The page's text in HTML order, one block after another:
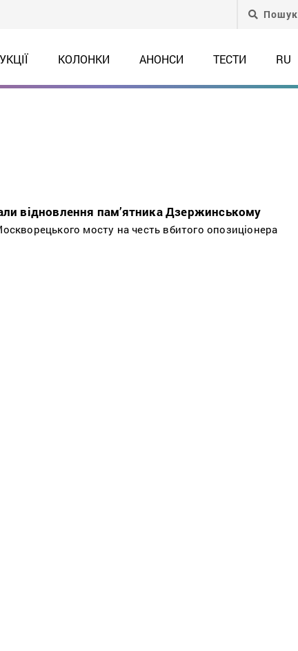
Пошук
КОЛОНКИ АНОНСИ ТЕСТИ RU
відновлення пам’ятника Дзержинському
мосту на честь вбитого опозиціонера